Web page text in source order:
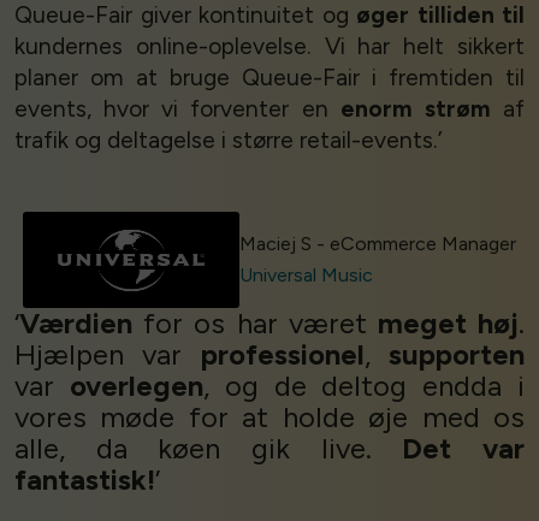
Queue-Fair giver kontinuitet og øger tilliden til
kundernes online-oplevelse. Vi har helt sikkert
planer om at bruge Queue-Fair i fremtiden til
events, hvor vi forventer en enorm strøm af
trafik og deltagelse i større retail-events.’
Maciej S - eCommerce Manager
Universal Music
‘Værdien for os har været meget høj.
Hjælpen var professionel,supporten
var overlegen, og de deltog endda i
vores møde for at holde øje med os
alle, da køen gik live. Det var
fantastisk!’